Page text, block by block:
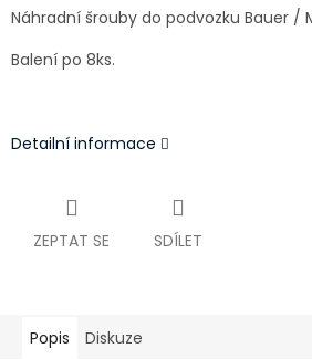
Náhradní šrouby do podvozku Bauer /
Balení po 8ks.
Detailní informace
ZEPTAT SE SDÍLET
Popis Diskuze